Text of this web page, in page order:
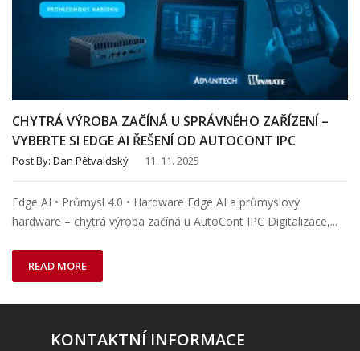
CHYTRÁ VÝROBA ZAČÍNÁ U SPRÁVNÉHO ZAŘÍZENÍ –
VYBERTE SI EDGE AI ŘEŠENÍ OD AUTOCONT IPC
Post By: Dan Pětvaldský 11. 11. 2025
Edge AI • Průmysl 4.0 • Hardware Edge AI a průmyslový
hardware – chytrá výroba začíná u AutoCont IPC Digitalizace,...
READ MORE
KONTAKTNÍ INFORMACE